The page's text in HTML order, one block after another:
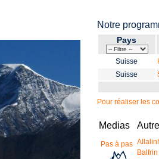
Notre
Pays
Suisse
Suisse
Pour réaliser les
Medias
Pas à pas
Balfrin